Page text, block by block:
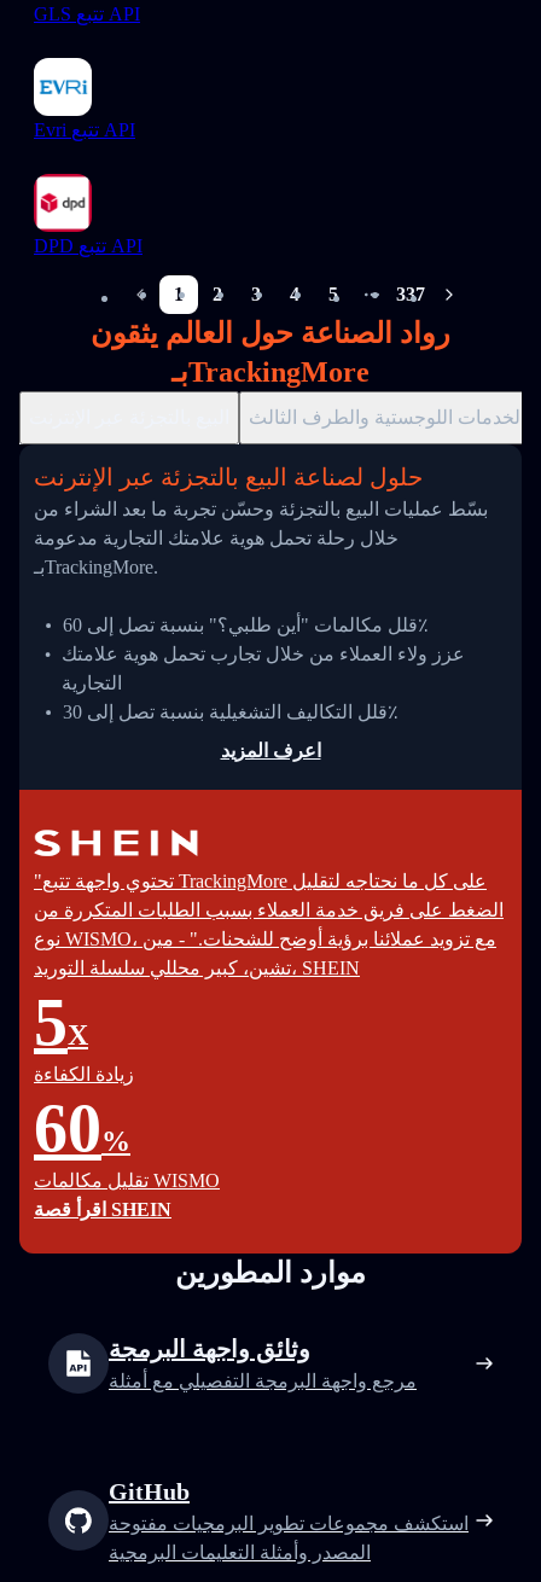
GLS تتبع API
Evri تتبع API
DPD تتبع API
1 2 3 4 5
More pages
337
رواد الصناعة حول العالم يثقون
بـTrackingMore
الخدمات اللوجستية والطرف الثالث
حلول لصناعة البيع بالتجزئة عبر الإنترنت
بسّط عمليات البيع بالتجزئة وحسّن تجربة ما بعد الشراء من
خلال رحلة تحمل هوية علامتك التجارية مدعومة
بـTrackingMore.
قلل مكالمات "أين طلبي؟" بنسبة تصل إلى 60٪
عزز ولاء العملاء من خلال تجارب تحمل هوية علامتك
التجارية
قلل التكاليف التشغيلية بنسبة تصل إلى 30٪
اعرف المزيد
"تحتوي واجهة تتبع TrackingMore على كل ما نحتاجه لتقليل
الضغط على فريق خدمة العملاء بسبب الطلبات المتكررة من
نوع WISMO، مع تزويد عملائنا برؤية أوضح للشحنات." - مين
تشين، كبير محللي سلسلة التوريد، SHEIN
5X
زيادة الكفاءة
60%
تقليل مكالمات WISMO
اقرأ قصة SHEIN
موارد المطورين
وثائق واجهة البرمجة
مرجع واجهة البرمجة التفصيلي مع أمثلة
GitHub
استكشف مجموعات تطوير البرمجيات مفتوحة
المصدر وأمثلة التعليمات البرمجية